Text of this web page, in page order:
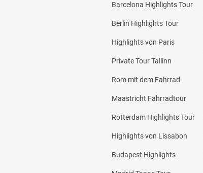
Barcelona Highlights Tour
Berlin Highlights Tour
Highlights von Paris
Private Tour Tallinn
Rom mit dem Fahrrad
Maastricht Fahrradtour
Rotterdam Highlights Tour
Highlights von Lissabon
Budapest Highlights